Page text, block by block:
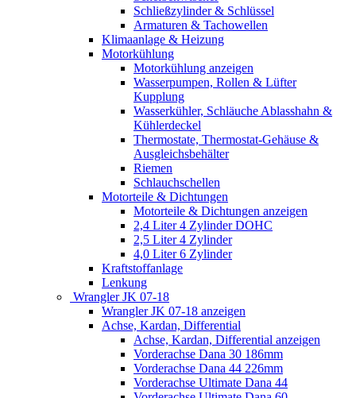
Schließzylinder & Schlüssel
Armaturen & Tachowellen
Klimaanlage & Heizung
Motorkühlung
Motorkühlung anzeigen
Wasserpumpen, Rollen & Lüfter
Kupplung
Wasserkühler, Schläuche Ablasshahn &
Kühlerdeckel
Thermostate, Thermostat-Gehäuse &
Ausgleichsbehälter
Riemen
Schlauchschellen
Motorteile & Dichtungen
Motorteile & Dichtungen anzeigen
2,4 Liter 4 Zylinder DOHC
2,5 Liter 4 Zylinder
4,0 Liter 6 Zylinder
Kraftstoffanlage
Lenkung
Wrangler JK 07-18
Wrangler JK 07-18 anzeigen
Achse, Kardan, Differential
Achse, Kardan, Differential anzeigen
Vorderachse Dana 30 186mm
Vorderachse Dana 44 226mm
Vorderachse Ultimate Dana 44